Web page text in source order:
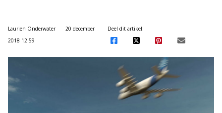
Laurien Onderwater
20 december
2018 12:59
Deel dit artikel: